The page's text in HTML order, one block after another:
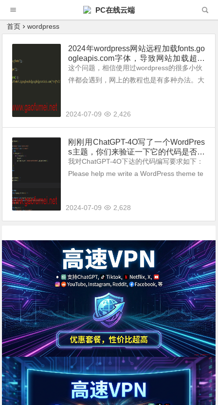
PC在线云端
首页 wordpress
2024年wordpress网站远程加载fonts.go
ogleapis.com字体，导致网站加载超慢
的终级解决办法。（亲测有效）
这个问题，相信使用过wordpress的很多小伙
伴都会遇到，网上的教程也是有多种办法。大
体加载的办法。 发现这...
2024-07-09 2,426
刚刚用ChatGPT-4O写了一个WordPres
s主题，你们来验证一下它的代码是否准
确。
我对ChatGPT-4O下达的代码编写要求如下：
Please help me write a WordPress theme te
2024-07-09 2,628